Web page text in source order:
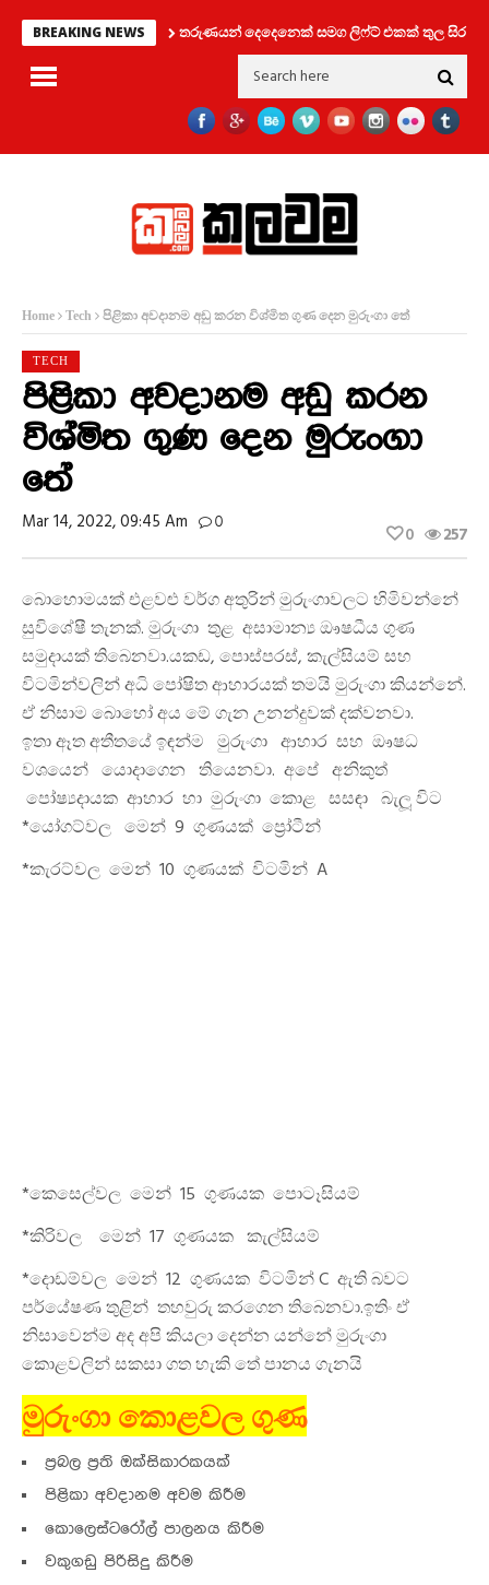
BREAKING NEWS තරුණයන් දෙදෙනෙක් සමග ලිෆ්ට් එකක් තුල සිර වූ කත
Home Tech පිළිකා අවදානම අඩු කරන විශ්මිත ගුණ දෙන මුරුංගා තේ
TECH
පිළිකා අවදානම අඩු කරන
විශ්මිත ගුණ දෙන මුරුංගා
තේ
Mar 14, 2022, 09:45 Am 0 257
0
බොහොමයක් එළවළු වර්ග අතුරින් මුරුංගාවලට හිමිවන්නේ
සුවිශේෂී තැනක්. මුරුංගා තුළ අසාමාන්‍ය ඖෂධීය ගුණ
සමුදායක් තිබෙනවා.යකඩ, පොස්පරස්, කැල්සියම් සහ
විටමින්වලින් අධි පෝෂිත ආහාරයක් තමයි මුරුංගා කියන්නේ.
ඒ නිසාම බොහෝ අය මේ ගැන උනන්දුවක් දක්වනවා.
ඉතා ඈත අතීතයේ ඉඳන්ම මුරුංගා ආහාර සහ ඖෂධ
වශයෙන් යොදාගෙන තියෙනවා. අපේ අනිකුත්
පෝෂ්‍යදායක ආහාර හා මුරුංගා කොළ සසඳා බැලූ විට
*යෝගට්වල මෙන් 9 ගුණයක් ප්‍රෝටීන්
*කැරට්වල මෙන් 10 ගුණයක් විටමින් A
*කෙසෙල්වල මෙන් 15 ගුණයක පොටෑසියම්
*කිරිවල මෙන් 17 ගුණයක කැල්සියම්
*දොඩම්වල මෙන් 12 ගුණයක විටමින් C ඇති බවට
පර්යේෂණ තුළින් තහවුරු කරගෙන තිබෙනවා.ඉතිං ඒ
නිසාවෙන්ම අද අපි කියලා දෙන්න යන්නේ මුරුංගා
කොළවලින් සකසා ගත හැකි තේ පානය ගැනයි
මුරුංගා කොළවල ගුණ
ප්‍රබල ප්‍රති ඔක්සිකාරකයක්
පිළිකා අවදානම අවම කිරීම
කොලෙස්ටරෝල් පාලනය කිරීම
වකුගඩු පිරිසිදු කිරීම